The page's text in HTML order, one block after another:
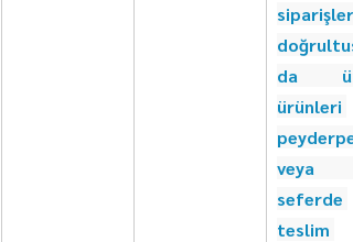
siparişleri
da
ürünleri
peyderpey
veya
seferde
teslim